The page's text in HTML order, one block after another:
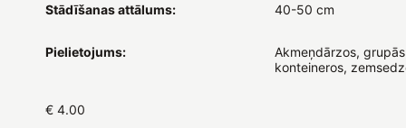
Stādīšanas attālums: 40-50 cm
Pielietojums:
Akmeņdārzos,
konteineros,
€ 4.00